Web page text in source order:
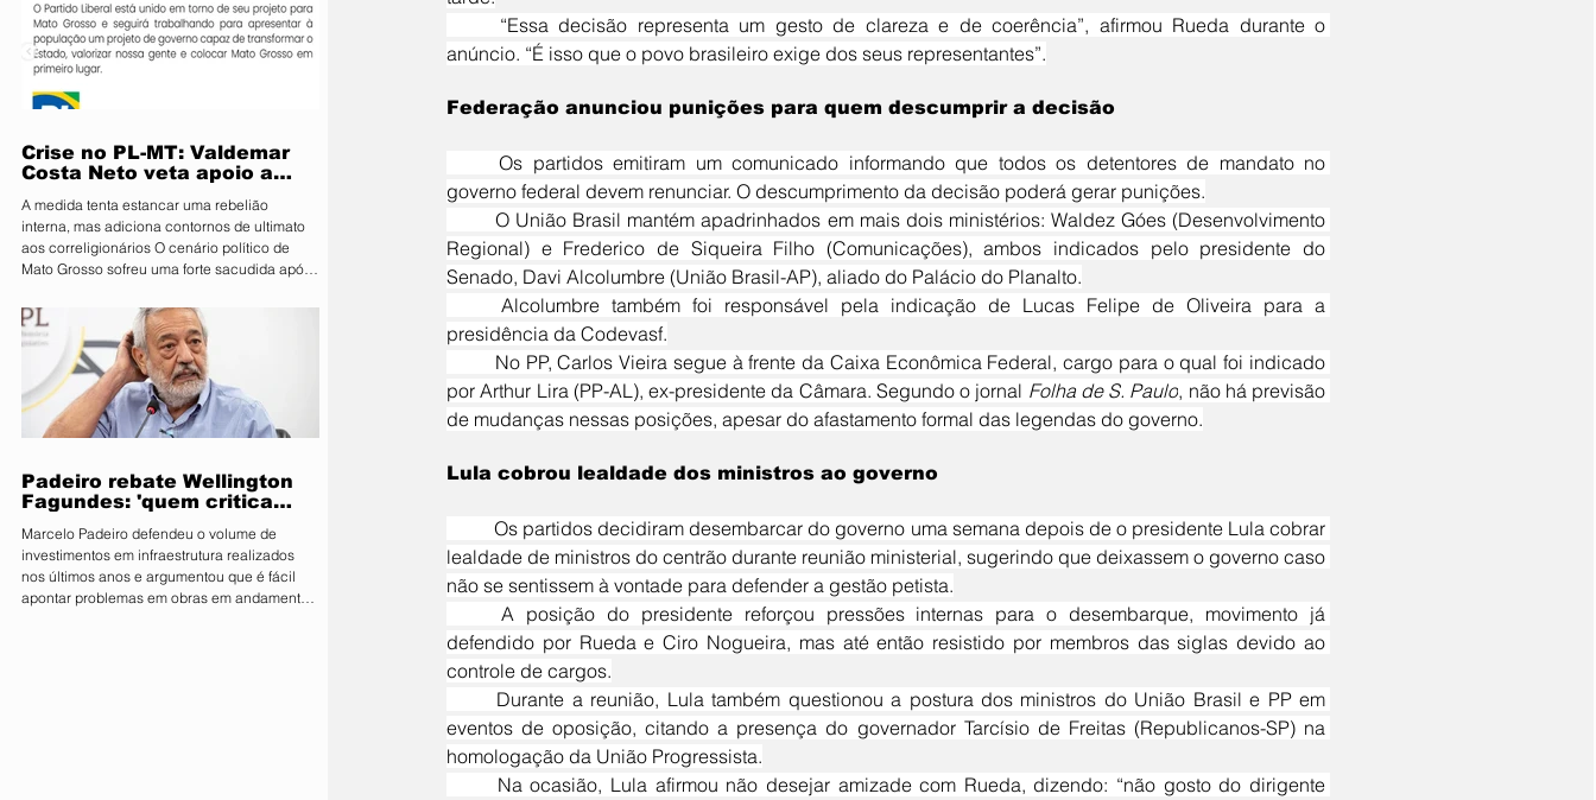
feira (4) a resistência de integrantes do PL à
aliança entre os dois partidos e afirmou que
as divergências são naturais diante da
disputa eleitoral. Segundo ela, o acordo é
estratégico para fortalecer o projeto do MDB
e ampliar
Crise no PL-MT: Valdemar
Costa Neto veta apoio a
punição
A medida tenta estancar uma rebelião
interna, mas adiciona contornos de ultimato
aos correligionários O cenário político de
Mato Grosso sofreu uma forte sacudida após
do Partido Liberal (PL). Em reunião de
emergência realizada em Brasília, o
presidente nacional da sigla, Valdemar Costa
Neto, determinou que prefeitos, vereadores e
parlamentares da legenda no estado estão
expressamente proibidos de manifestar apoio
público ou pedir v
Padeiro rebate Wellington
Fagundes: 'quem critica
que mostrar'
Marcelo Padeiro defendeu o volume de
investimentos em infraestrutura realizados
nos últimos anos e argumentou que é fácil
apontar problemas em obras em andamento
anúncio. “É isso que o povo brasileiro exige dos seus representantes”.
Federação anunciou punições para quem descumprir a decisão
	Os partidos emitiram um comunicado informando que todos os detentores de mandato no
governo federal devem renunciar. O descumprimento da decisão poderá gerar punições.
	O União Brasil mantém apadrinhados em mais dois ministérios: Waldez Góes (Desenvolvimento
Regional) e Frederico de Siqueira Filho (Comunicações), ambos indicados pelo presidente do
Senado, Davi Alcolumbre (União Brasil-AP), aliado do Palácio do Planalto.
presidência da Codevasf.
por Arthur Lira (PP-AL), ex-presidente da Câmara. Segundo o jornal Folha de S. Paulo, não há previsão
de mudanças nessas posições, apesar do afastamento formal das legendas do governo.
Lula cobrou lealdade dos ministros ao governo
	Os partidos decidiram desembarcar do governo uma semana depois de o presidente Lula cobrar
lealdade de ministros do centrão durante reunião ministerial, sugerindo que deixassem o governo caso
não se sentissem à vontade para defender a gestão petista.
defendido por Rueda e Ciro Nogueira, mas até então resistido por membros das siglas devido ao
controle de cargos.
eventos de oposição, citando a presença do governador Tarcísio de Freitas (Republicanos-SP) na
homologação da União Progressista.